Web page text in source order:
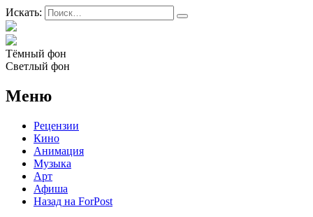
Искать:
Тёмный фон
Светлый фон
Меню
Рецензии
Кино
Анимация
Музыка
Арт
Афиша
Назад на ForPost